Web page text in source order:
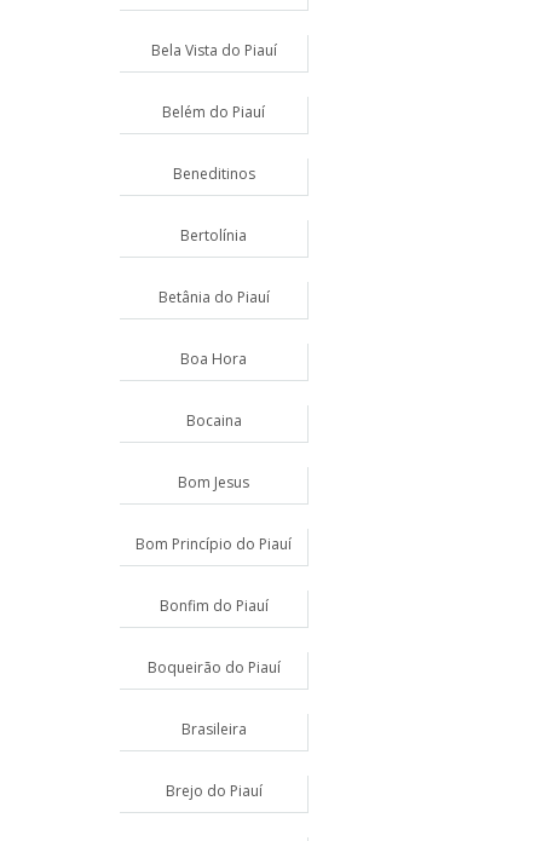
Bela Vista do Piauí
Belém do Piauí
Beneditinos
Bertolínia
Betânia do Piauí
Boa Hora
Bocaina
Bom Jesus
Bom Princípio do Piauí
Bonfim do Piauí
Boqueirão do Piauí
Brasileira
Brejo do Piauí